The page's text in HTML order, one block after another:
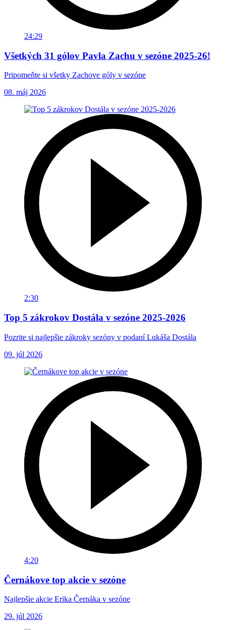
24:29
Všetkých 31 gólov Pavla Zachu v sezóne 2025-26!
Pripomeňte si všetky Zachove góly v sezóne
08. máj 2026
2:30
Top 5 zákrokov Dostála v sezóne 2025-2026
Pozrite si najlepšie zákroky sezóny v podaní Lukáša Dostála
09. júl 2026
4:20
Černákove top akcie v sezóne
Najlepšie akcie Erika Černáka v sezóne
29. júl 2026